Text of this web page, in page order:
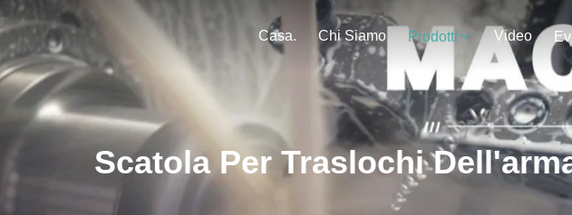
Casa. Chi Siamo Prodotti Video
Scatola Per Traslochi